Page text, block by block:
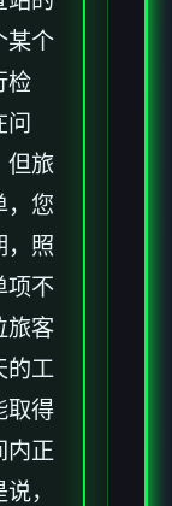
某个
检
但旅
，您
，照
项不
旅客
的工
取得
内正
，